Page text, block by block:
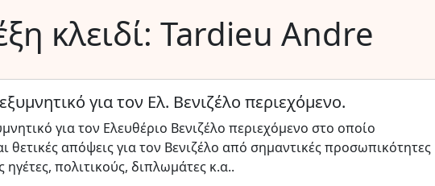
κλειδί:Tardieu Andre
για τον Ελ. Βενιζέλο περιεχόμενο.
για τον Ελευθέριο Βενιζέλο περιεχόμενο στο οποίο
θετικές απόψεις για τον Βενιζέλο από σημαντικές προσωπικότητες
πολιτικούς, διπλωμάτες κ.α..